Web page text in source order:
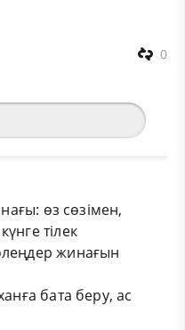
0
өз сөзімен,
тілек
жинағын
бата беру, ас